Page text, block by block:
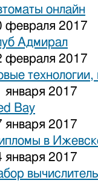
онлайн
февраля 2017
Адмирал
февраля 2017
января 2017
Bay
января 2017
в
января 2017